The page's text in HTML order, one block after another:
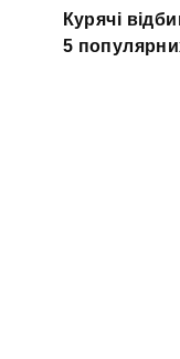
Курячі
5